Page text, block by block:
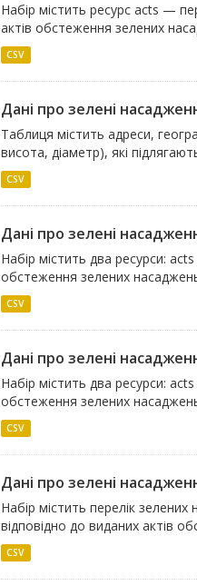
Набір містить ресурс acts —
актів обстеження зелених
CSV
Дані про зелені
Таблиця містить адреси,
висота, діаметр), які
CSV
Дані про зелені
Набір містить два ресурси:
обстеження зелених
CSV
Дані про зелені
Набір містить два ресурси:
обстеження зелених
CSV
Дані про зелені
Набір містить перелік
відповідно до виданих актів
CSV